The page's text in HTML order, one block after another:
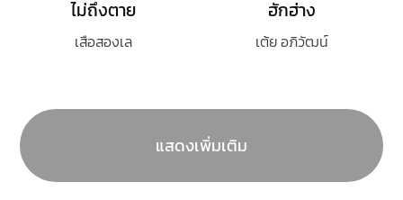
ไม่ถึงตาย
เสือสองเล
ฮักฮ่าง
เต้ย อภิวัฒน์
แสดงเพิ่มเติม